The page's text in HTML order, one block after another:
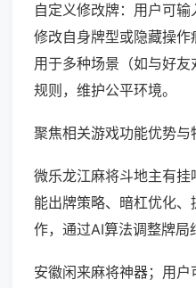
自定义修改牌：用户可输
修改自身牌型或隐藏操作
用于多种场景（如与好
规则，维护公平环境。
聚焦相关游戏功能优势与
微乐龙江麻将斗地主有
能出牌策略、暗杠优化
作，通过AI算法调整牌局
安徽闲来麻将神器；用